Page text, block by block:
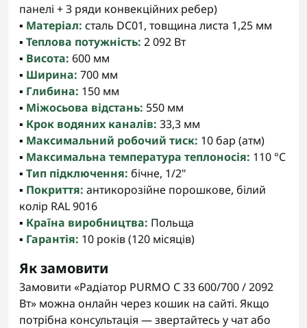
панелі + 3 ряди конвекційних ребер)
▪️ Матеріал: сталь DC01, товщина листа 1,25 мм
▪️ Теплова потужність: 2 092 Вт
▪️ Висота: 600 мм
▪️ Ширина: 700 мм
▪️ Глибина: 150 мм
▪️ Міжосьова відстань: 550 мм
▪️ Крок водяних каналів: 33,3 мм
▪️ Максимальний робочий тиск: 10 бар (атм)
▪️ Максимальна температура теплоносія: 110 °C
▪️ Тип підключення: бічне, 1/2"
▪️ Покриття: антикорозійне порошкове, білий
колір RAL 9016
▪️ Країна виробництва: Польща
▪️ Гарантія: 10 років (120 місяців)
Як замовити
Замовити «Радіатор PURMO С 33 600/700 / 2092
Вт» можна онлайн через кошик на сайті. Якщо
потрібна консультація — звертайтесь у чат або